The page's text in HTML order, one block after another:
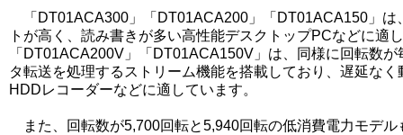
「DT01ACA300」「DT01ACA200」「DT01ACA150」は
トが高く、読み書きが多い高性能デスクトップPCなどに適
「DT01ACA200V」「DT01ACA150V」は、同様に回転数
タ転送を処理するストリーム機能を搭載しており、遅延な
HDDレコーダーなどに適しています。
また、回転数が5,700回転と5,940回転の低消費電力モデ